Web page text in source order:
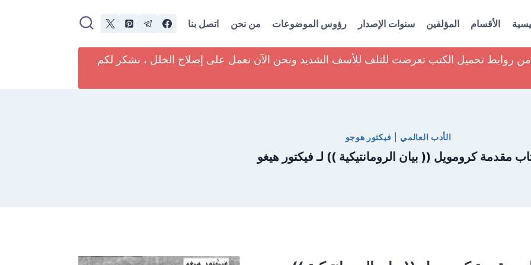
الأقسام المؤلفين سنوات الإصدار رؤوس الموضوعات من نحن اتصل بنا
من روابط تحميل الكتب تعرضت للتلف للأسف الشديد ونحن الآن نعمل على إصلاح الخلل ، نشكر لكم
الأدب العالمي فيكتور هوجو
مقدمة كرومويل (( بيان الرومانتيكية )) لـ فيكتور هيغو